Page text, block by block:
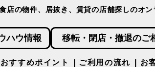
店の物件、居抜き、賃貸の店舗探しのオン
ハウ情報 移転・閉店・撤退のご
おすすめポイント ご利用の流れ お